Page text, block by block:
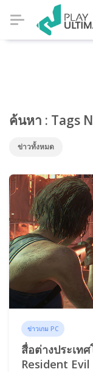
ค้นหา : Tags
ข่าวทั้งหมด
ข่าวเกม PC
สื่อต่างประเท
Resident Evil